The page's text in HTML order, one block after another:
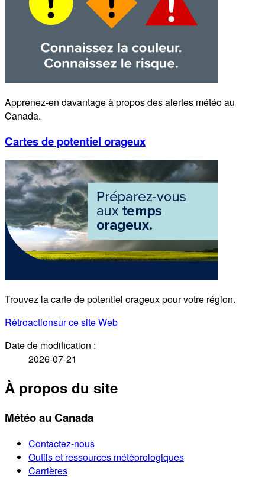
Apprenez-en davantage à propos des alertes météo au
Canada.
Cartes de potentiel orageux
Trouvez la carte de potentiel orageux pour votre région.
Rétroactionsur ce site Web
Date de modification :
2026-07-21
À propos du site
Météo au Canada
Contactez-nous
Outils et ressources météorologiques
Carrières